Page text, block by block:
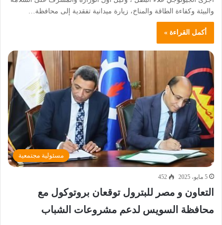
والبيئة وكفاءة الطاقة والمناخ، زيارة ميدانية تفقدية إلى محافظة…
أكمل القراءة »
مسئولية مجتمعية
5 مايو، 2025 452
التعاون و مصر للبترول توقعان بروتوكول مع
محافظة السويس لدعم مشروعات الشباب